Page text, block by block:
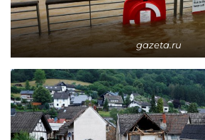
gazeta.ru